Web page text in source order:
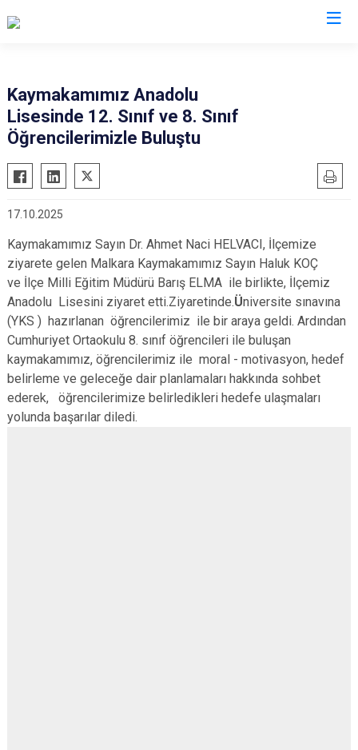
Çerkezköy
Çorlu
Hayrabolu
Muratlı
Saray
Kaymakamımız Anadolu
Lisesinde 12. Sınıf ve 8. Sınıf
Öğrencilerimizle Buluştu
17.10.2025
Kaymakamımız Sayın Dr. Ahmet Naci HELVACI, İlçemize
ziyarete gelen Malkara Kaymakamımız Sayın Haluk KOÇ
ve İlçe Milli Eğitim Müdürü Barış ELMA ile birlikte, İlçemiz
Anadolu Lisesini ziyaret etti.Ziyaretinde.Üniversite sınavına
(YKS ) hazırlanan öğrencilerimiz ile bir araya geldi. Ardından
Cumhuriyet Ortaokulu 8. sınıf öğrencileri ile buluşan
kaymakamımız, öğrencilerimiz ile moral - motivasyon, hedef
belirleme ve geleceğe dair planlamaları hakkında sohbet
ederek, öğrencilerimize belirledikleri hedefe ulaşmaları
yolunda başarılar diledi.